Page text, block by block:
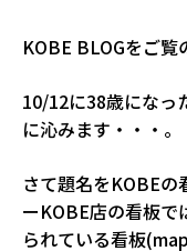
KOBE BLOGをご覧
10/12に38歳になっ
に沁みます・・・。
さて題名をKOBEの
ーKOBE店の看板で
られている看板